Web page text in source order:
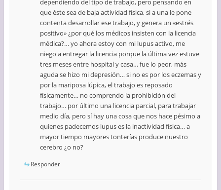
dependiendo del tipo de trabajo, pero pensando en
que éste sea de baja actividad física, si a una le pone
contenta desarrollar ese trabajo, y genera un «estrés
positivo» ¿por qué los médicos insisten con la licencia
médica?… yo ahora estoy con mi lupus activo, me
niego a entregar la licencia porque la última vez estuve
tres meses entre hospital y casa… fue lo peor, más
aguda se hizo mi depresión… si no es por los eczemas y
por la mariposa lúpica, el trabajo es reposado
físicamente… no comprendo la prohibición del
trabajo… por último una licencia parcial, para trabajar
medio día, pero sí hay una cosa que nos hace pésimo a
quienes padecemos lupus es la inactividad física… a
mayor tiempo mayores tonterías produce nuestro
cerebro ¿o no?
Responder